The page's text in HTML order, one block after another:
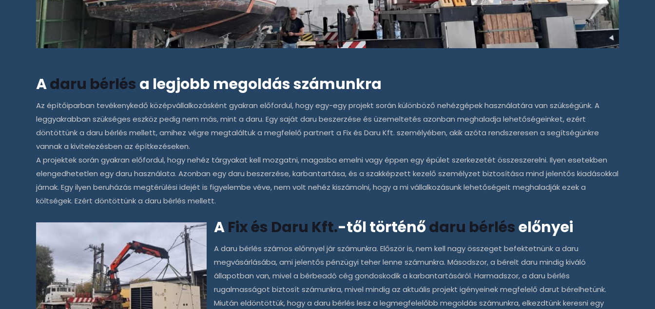
Adaru bérlés a legjobb megoldás számunkra
Az építőiparban tevékenykedő középvállalkozásként gyakran előfordul, hogy egy-egy projekt során különböző nehézgépek használatára van szükségünk. A
leggyakrabban szükséges eszköz pedig nem más, mint a daru. Egy saját daru beszerzése és üzemeltetés azonban meghaladja lehetőségeinket, ezért
döntöttünk adaru bérlés mellett, amihez végre megtaláltuk a megfelelő partnert aFix és Daru Kft. személyében, akik azóta rendszeresen a segítségünkre
vannak a kivitelezésben az építkezéseken.
A projektek során gyakran előfordul, hogy nehéz tárgyakat kell mozgatni, magasba emelni vagy éppen egy épület szerkezetét összeszerelni. Ilyen esetekben
elengedhetetlen egy daru használata. Azonban egy daru beszerzése, karbantartása, és a szakképzett kezelő személyzet biztosítása mind jelentős kiadásokkal
járnak. Egy ilyen beruházás megtérülési idejét is figyelembe véve, nem volt nehéz kiszámolni, hogy a mi vállalkozásunk lehetőségeit meghaladják ezek a
költségek. Ezért döntöttünk adaru bérlés mellett.
AFix és Daru Kft.-től történődaru bérléselőnyei
Adaru bérlés számos előnnyel jár számunkra. Először is, nem kell nagy összeget befektetnünk a daru
megvásárlásába, ami jelentős pénzügyi teher lenne számunkra. Másodszor, a bérelt daru mindig kiváló
állapotban van, mivel a bérbeadó cég gondoskodik a karbantartásáról. Harmadszor, adaru bérlés
rugalmasságot biztosít számunkra, mivel mindig az aktuális projekt igényeinek megfelelő darut bérelhetünk.
Miután eldöntöttük, hogy adaru bérlés lesz a legmegfelelőbb megoldás számunkra, elkezdtünk keresni egy